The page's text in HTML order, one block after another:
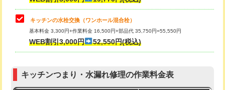
給水管工事※（塩ビ管（VP・HI）使
用（追加）/3ｍ超え)
給水管工事※（ライニング鋼管・銅
管・ポリ管・HT管使用/3ｍまで)
44,000円
管・ポリ管・HT管使用/3ｍ超え)
お風呂タンク脱着
その他部品の脱着
キッチンの水栓交換（ワンホール混合栓）
基本料金 3,300円+作業料金 16,500円+部品代 35,750円=55,550円
WEB割引3,000円 52,550円(税込)
キッチンつまり・水漏れ修理の作業料金表